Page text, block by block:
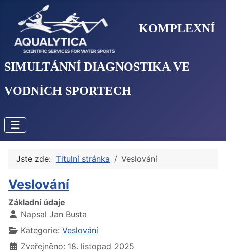
KOMPLEXNÍ
SIMULTÁNNÍ DIAGNOSTIKA VE
VODNÍCH SPORTECH
Jste zde: Titulní stránka Veslování
Veslování
Základní údaje
Napsal Jan Busta
Kategorie: Veslování
Zveřejněno: 18. listopad 2025